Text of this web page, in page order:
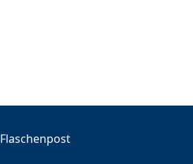
Flaschenpost